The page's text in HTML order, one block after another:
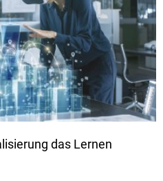
das Lernen